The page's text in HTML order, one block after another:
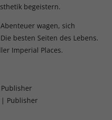
begeistern.
wagen, sich
besten Seiten des Lebens.
Imperial Places.
| Publisher